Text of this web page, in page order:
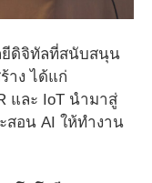
ยีดิจิทัลที่สนับสนุน
าง ได้แก่
และ IoT นำมาสู่
สอน AI ให้ทำงาน